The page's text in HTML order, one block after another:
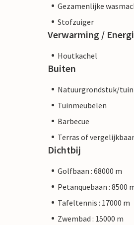
Gezamenlijke
Stofzuiger
Verwarming /
Houtkachel
Buiten
Natuurgrondstuk/tuin
Tuinmeubelen
Barbecue
Terras of
Dichtbij
Golfbaan : 68000 m
Petanquebaan : 8500
Tafeltennis : 17000 m
Zwembad : 15000 m